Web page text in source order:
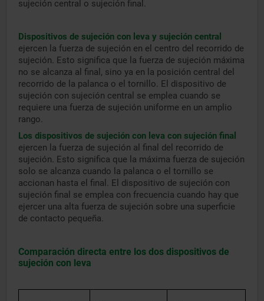
sujeción central o sujeción final.
Dispositivos de sujeción con leva y sujeción central
ejercen la fuerza de sujeción en el centro del recorrido de
sujeción. Esto significa que la fuerza de sujeción máxima
no se alcanza al final, sino ya en la posición central del
recorrido de la palanca o el tornillo. El dispositivo de
sujeción con sujeción central se emplea cuando se
requiere una fuerza de sujeción uniforme en un amplio
rango.
Los dispositivos de sujeción con leva con sujeción final
ejercen la fuerza de sujeción al final del recorrido de
sujeción. Esto significa que la máxima fuerza de sujeción
solo se alcanza cuando la palanca o el tornillo se
accionan hasta el final. El dispositivo de sujeción con
sujeción final se emplea con frecuencia cuando hay que
ejercer una alta fuerza de sujeción sobre una superficie
de contacto pequeña.
Comparación directa entre los dos dispositivos de
sujeción con leva